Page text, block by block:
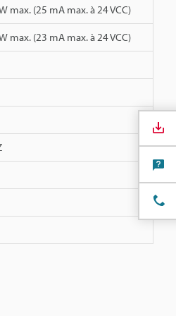
max. (25 mA max. à 24 VCC)
max. (23 mA max. à 24 VCC)